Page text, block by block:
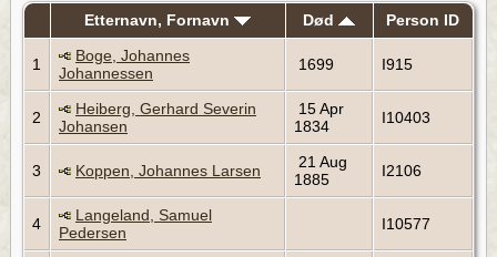
Etternavn, Fornavn Død Person ID
1
Boge, Johannes
Johannessen
1699 I915
2
Heiberg, Gerhard Severin
Johansen
15 Apr
1834
I10403
3 Koppen, Johannes Larsen
21 Aug
1885
I2106
4
Langeland, Samuel
Pedersen
I10577